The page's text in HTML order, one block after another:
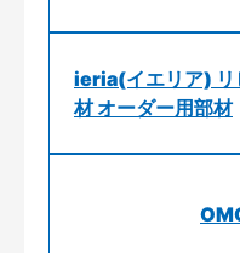
ieria(イエリア) リ
材 オーダー用部材